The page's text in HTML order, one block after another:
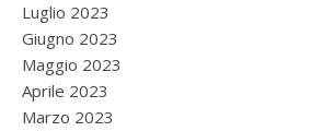
Luglio 2023
Giugno 2023
Maggio 2023
Aprile 2023
Marzo 2023